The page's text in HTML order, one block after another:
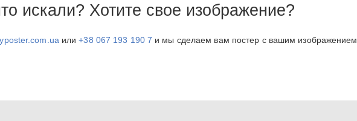
искали? Хотите свое изображение?
или+38 067 193 190 7 и мы сделаем вам постер с вашим изображением.